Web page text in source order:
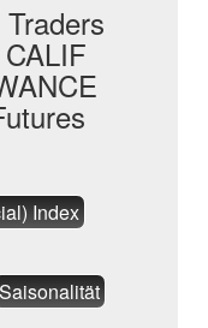
Index
Saisonalität